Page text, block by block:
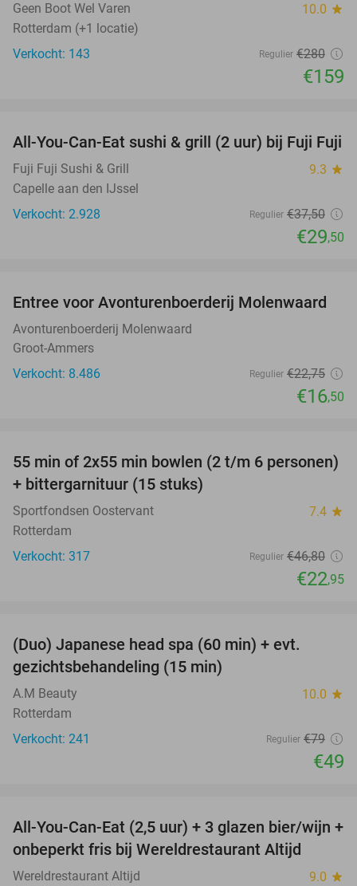
Geen Boot Wel Varen 10.0 star
Rotterdam (+1 locatie)
Verkocht: 143
Regulier €280
€159
21%
All-You-Can-Eat sushi & grill (2 uur) bij Fuji Fuji
Fuji Fuji Sushi & Grill 9.3 star
Capelle aan den IJssel
Verkocht: 2.928
Regulier €37,50
€29,50
27%
Entree voor Avonturenboerderij Molenwaard
Avonturenboerderij Molenwaard
Groot-Ammers
Verkocht: 8.486
Regulier €22,75
€16,50
51%
55 min of 2x55 min bowlen (2 t/m 6 personen)
+ bittergarnituur (15 stuks)
Sportfondsen Oostervant 7.4 star
Rotterdam
Verkocht: 317
Regulier €46,80
€22,95
(Duo) Japanese head spa (60 min) + evt.
gezichtsbehandeling (15 min)
A.M Beauty 10.0 star
Rotterdam
Verkocht: 241
Regulier €79
€49
21%
All-You-Can-Eat (2,5 uur) + 3 glazen bier/wijn +
onbeperkt fris bij Wereldrestaurant Altijd
Wereldrestaurant Altijd 9.0 star